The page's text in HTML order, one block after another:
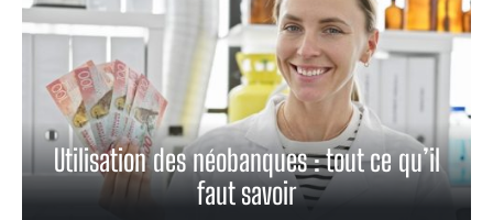
Utilisation des néobanques : tout ce qu’il
faut savoir